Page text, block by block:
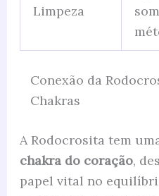
Limpeza
Conexão da
Chakras
A Rodocrosita tem
chakra do coração,
papel vital no